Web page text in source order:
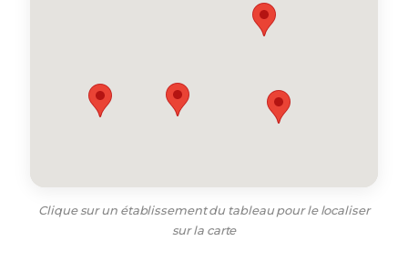
Clique sur un établissement du tableau pour le localiser
sur la carte